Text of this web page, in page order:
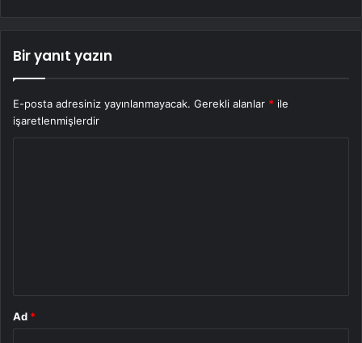
Bir yanıt yazın
E-posta adresiniz yayınlanmayacak. Gerekli alanlar * ile
işaretlenmişlerdir
Ad *